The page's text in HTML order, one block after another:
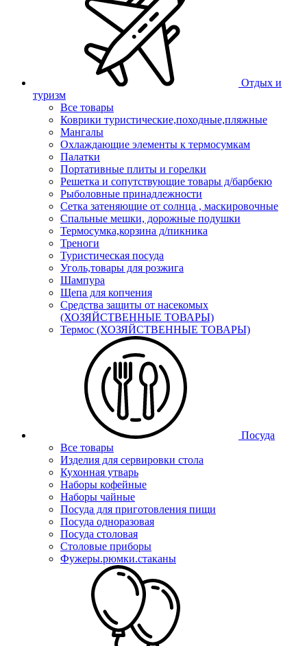
Отдых и
туризм
Все товары
Коврики туристические,походные,пляжные
Мангалы
Охлаждающие элементы к термосумкам
Палатки
Портативные плиты и горелки
Решетка и сопутствующие товары д/барбекю
Рыболовные принадлежности
Сетка затеняющие от солнца , маскировочные
Спальные мешки, дорожные подушки
Термосумка,корзина д/пикника
Треноги
Туристическая посуда
Уголь,товары для розжига
Шампура
Щепа для копчения
Средства защиты от насекомых
(ХОЗЯЙСТВЕННЫЕ ТОВАРЫ)
Термос (ХОЗЯЙСТВЕННЫЕ ТОВАРЫ)
Посуда
Все товары
Изделия для сервировки стола
Кухонная утварь
Наборы кофейные
Наборы чайные
Посуда для приготовления пищи
Посуда одноразовая
Посуда столовая
Столовые приборы
Фужеры.рюмки.стаканы